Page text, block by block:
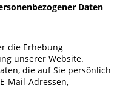
Daten
die Erhebung
unserer Website.
die auf Sie persönlich
Mail-Adressen,